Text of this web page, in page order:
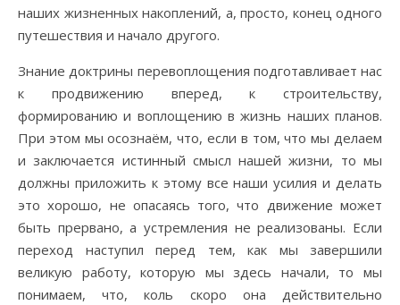
наших жизненных накоплений, а, просто, конец одного
путешествия и начало другого.
Знание доктрины перевоплощения подготавливает нас
к продвижению вперед, к строительству,
формированию и воплощению в жизнь наших планов.
При этом мы осознаём, что, если в том, что мы делаем
и заключается истинный смысл нашей жизни, то мы
должны приложить к этому все наши усилия и делать
это хорошо, не опасаясь того, что движение может
быть прервано, а устремления не реализованы. Если
переход наступил перед тем, как мы завершили
великую работу, которую мы здесь начали, то мы
понимаем, что, коль скоро она действительно